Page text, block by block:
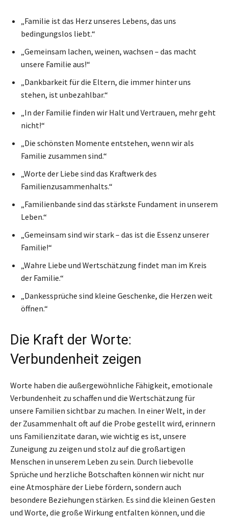
„Familie ist das Herz unseres Lebens, das uns
bedingungslos liebt.“
„Gemeinsam lachen, weinen, wachsen – das macht
unsere Familie aus!“
„Dankbarkeit für die Eltern, die immer hinter uns
stehen, ist unbezahlbar.“
„In der Familie finden wir Halt und Vertrauen, mehr geht
nicht!“
„Die schönsten Momente entstehen, wenn wir als
Familie zusammen sind.“
„Worte der Liebe sind das Kraftwerk des
Familienzusammenhalts.“
„Familienbande sind das stärkste Fundament in unserem
Leben.“
„Gemeinsam sind wir stark – das ist die Essenz unserer
Familie!“
„Wahre Liebe und Wertschätzung findet man im Kreis
der Familie.“
„Dankessprüche sind kleine Geschenke, die Herzen weit
öffnen.“
Die Kraft der Worte:
Verbundenheit zeigen
Worte haben die außergewöhnliche Fähigkeit, emotionale
Verbundenheit zu schaffen und die Wertschätzung für
unsere Familien sichtbar zu machen. In einer Welt, in der
der Zusammenhalt oft auf die Probe gestellt wird, erinnern
uns Familienzitate daran, wie wichtig es ist, unsere
Zuneigung zu zeigen und stolz auf die großartigen
Menschen in unserem Leben zu sein. Durch liebevolle
Sprüche und herzliche Botschaften können wir nicht nur
eine Atmosphäre der Liebe fördern, sondern auch
besondere Beziehungen stärken. Es sind die kleinen Gesten
und Worte, die große Wirkung entfalten können, und die